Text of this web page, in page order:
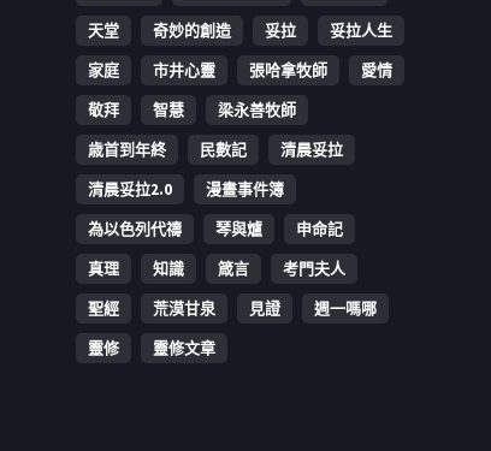
天堂
奇妙的創造 妥拉
妥拉人生
家庭
市井心靈 張哈拿牧師
愛情
敬拜
智慧
梁永善牧師
歳首到年終
民數記
清晨妥拉
清晨妥拉2.0
漫畫事件簿
為以色列代禱
琴與爐
申命記
真理
知識 箴言
考門夫人
聖經
荒漠甘泉 見證
週一嗎哪
靈修
靈修文章